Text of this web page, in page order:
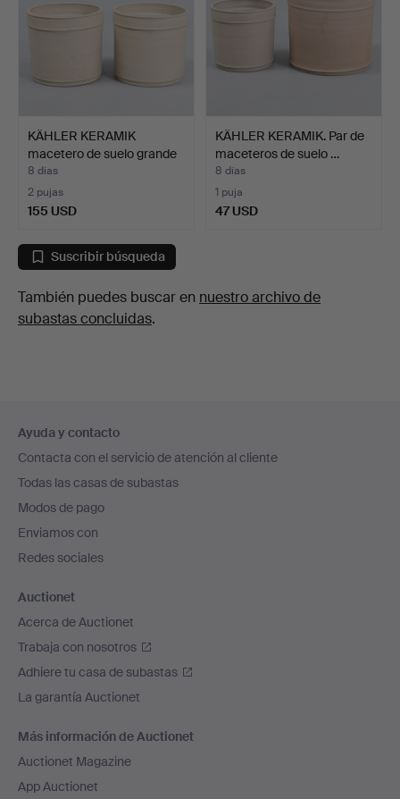
KÄHLER KERAMIK
macetero de suelo grande
de…
8 días
2 pujas
155 USD
KÄHLER KERAMIK. Par de
maceteros de suelo …
8 días
1 puja
47 USD
Suscribir búsqueda
También puedes buscar en nuestro archivo de
subastas concluidas.
en
el
pie
de
página
Ayuda y contacto
Contacta con el servicio de atención al cliente
Todas las casas de subastas
Modos de pago
Enviamos con
Redes sociales
Auctionet
Acerca de Auctionet
Trabaja con nosotros
Adhiere tu casa de subastas
La garantía Auctionet
Más información de Auctionet
Auctionet Magazine
App Auctionet